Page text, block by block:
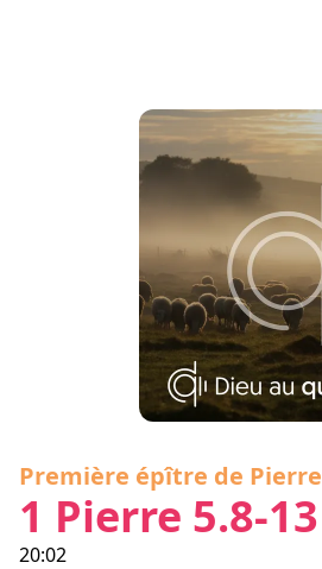
Première épître de Pierre
1 Pierre 5.8-13
20:02